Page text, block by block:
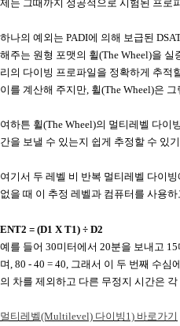
제는 그때까지 성공적으로 시험된 프로
하나의 예외는 PADI에 의해 보급된
해주는 원형 포맷의 휠(The Wheel)을 실
리의 다이빙 프로파일을 정확하게 추적
이를 계산해 주지만, 휠(The Wheel)은 그
여하튼 휠(The Wheel)의 멀티레벨 다이
간을 보낼 수 있는지 쉽게 추정할 수 있
여기서 두 레벨 비 반복 멀티레벨 다이
없을 때 이 추정 레벨과 컴퓨터를 사용
ENT2 = (D1 X T1) ÷ D2
예를 들어 30미터에서 20분을 보내고 15
며, 80 - 40 = 40, 그래서 이 두 번째 수심
의 차를 제외하고 다른 무정지 시간은
멀티레벨(Multilevel) 다이빙 1) 바로가기